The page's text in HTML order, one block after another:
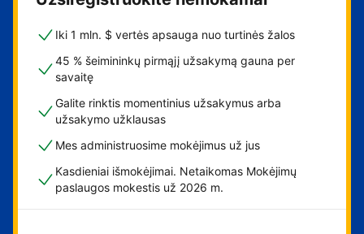
Iki 1 mln. $ vertės apsauga nuo turtinės žalos
45 % šeimininkų pirmąjį užsakymą gauna per
savaitę
Galite rinktis momentinius užsakymus arba
užsakymo užklausas
Mes administruosime mokėjimus už jus
Kasdieniai išmokėjimai. Netaikomas Mokėjimų
paslaugos mokestis už 2026 m.